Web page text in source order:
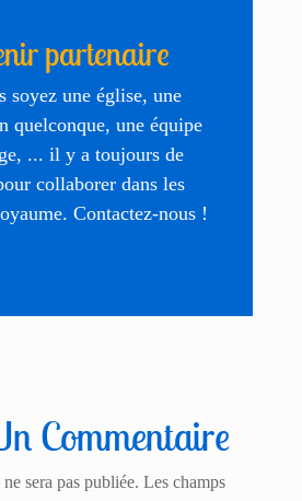
partenaire
soyez une église, une
quelconque, une équipe
... il y a toujours de
collaborer dans les
Contactez-nous !
Commentaire
sera pas publiée. Les champs